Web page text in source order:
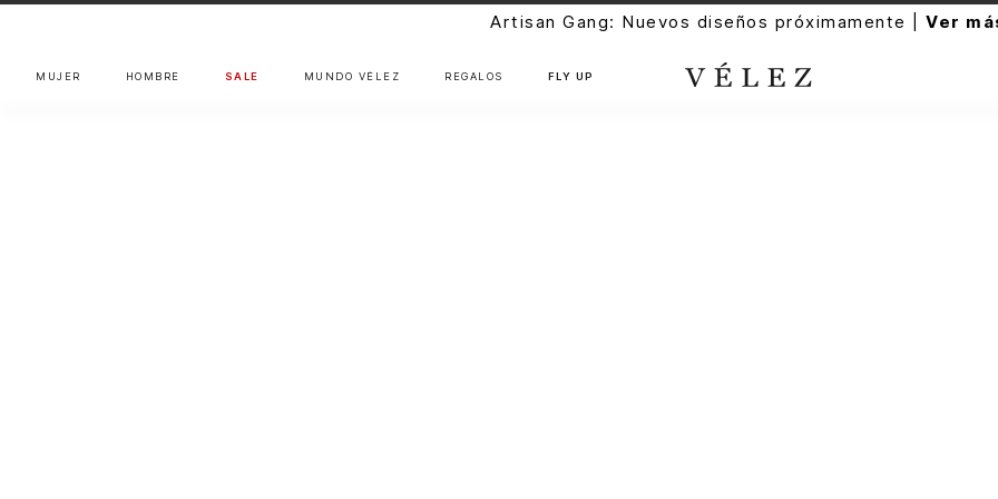
Artisan Gang: Nuevos diseños próximamente |Ver
MUJER HOMBRE SALE MUNDO VÉLEZ REGALOS FLY UP